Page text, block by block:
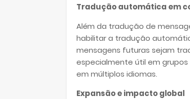
Tradução automática em
Além da tradução de
habilitar a tradução
mensagens futuras sejam
especialmente útil em
em múltiplos idiomas.
Expansão e impacto global